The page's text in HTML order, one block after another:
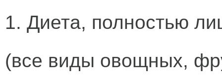
1. Диета, полностью
(все виды овощных,